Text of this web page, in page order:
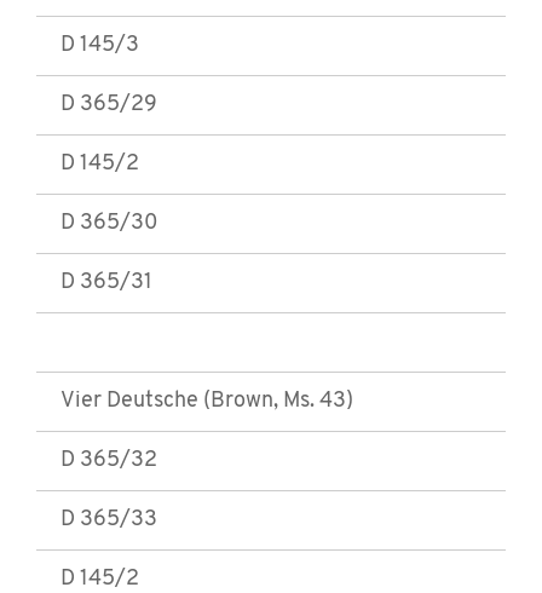
D 145/3
D 365/29
D 145/2
D 365/30
D 365/31
Vier Deutsche (Brown, Ms. 43)
D 365/32
D 365/33
D 145/2